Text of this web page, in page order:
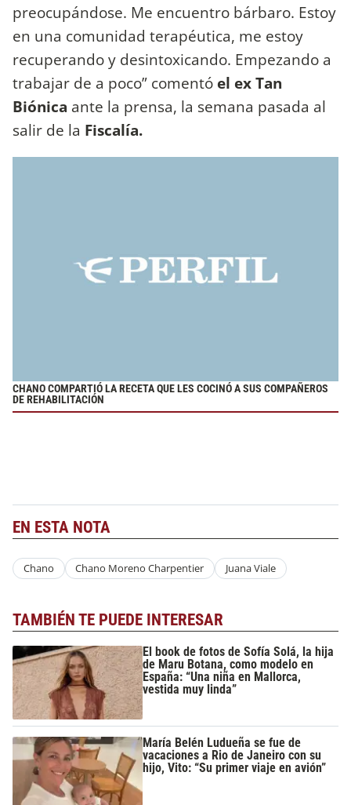
preocupándose. Me encuentro bárbaro. Estoy
en una comunidad terapéutica, me estoy
recuperando y desintoxicando. Empezando a
trabajar de a poco” comentó el ex Tan
Biónica ante la prensa, la semana pasada al
salir de la Fiscalía.
CHANO COMPARTIÓ LA RECETA QUE LES COCINÓ A SUS COMPAÑEROS
DE REHABILITACIÓN
EN ESTA NOTA
Chano Chano Moreno Charpentier Juana Viale
TAMBIÉN TE PUEDE INTERESAR
El book de fotos de Sofía Solá, la hija
de Maru Botana, como modelo en
España: “Una niña en Mallorca,
vestida muy linda”
María Belén Ludueña se fue de
vacaciones a Rio de Janeiro con su
hijo, Vito: “Su primer viaje en avión”